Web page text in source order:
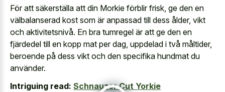
För att säkerställa att din Morkie förblir frisk, ge den en
välbalanserad kost som är anpassad till dess ålder, vikt
och aktivitetsnivå. En bra tumregel är att ge den en
fjärdedel till en kopp mat per dag, uppdelad i två måltider,
beroende på dess vikt och den specifika hundmat du
använder.
Intriguing read: Schnauzer Cut Yorkie